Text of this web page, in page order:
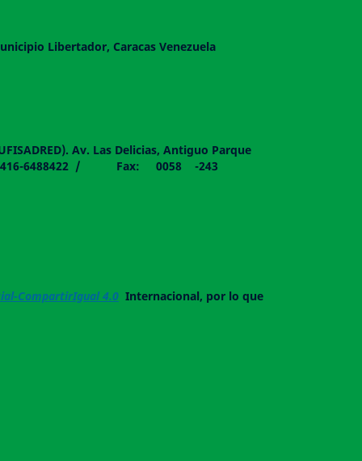
Libertador, Caracas Venezuela
Av. Las Delicias, Antiguo Parque
- 0416-6488422 / Fax: 0058 -243
CompartirIgual 4.0 Internacional, por lo que